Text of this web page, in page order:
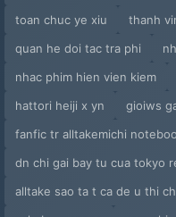
toan chuc ye xiu
thanh
quan he doi tac tra phi
nhac phim hien vien kiem
hattori heiji x yn
gioiws
fanfic tr alltakemichi
dn chi gai bay tu cua tokyo
alltake sao ta t ca de u thi ch